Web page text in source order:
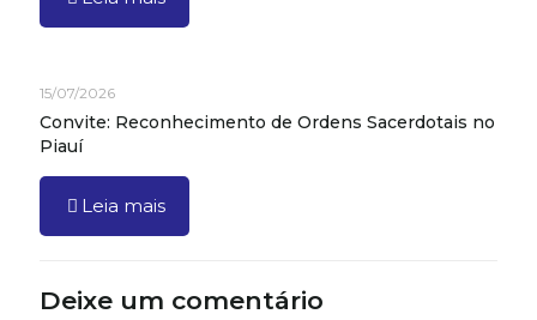
15/07/2026
Convite: Reconhecimento de Ordens Sacerdotais no
Piauí
Leia mais
Deixe um comentário